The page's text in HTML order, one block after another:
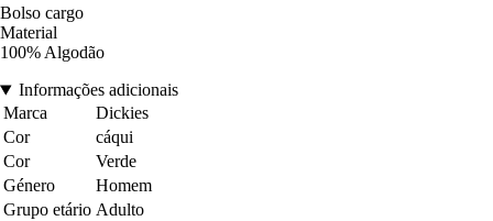
Bolso cargo
Material
100% Algodão
Informações adicionais
Marca
Dickies
Cor
cáqui
Cor
Verde
Género
Homem
Grupo etário Adulto